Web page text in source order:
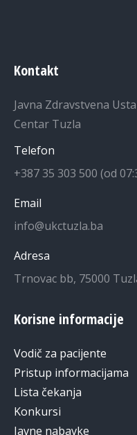
Kontakt
Javna Zdravstvena
Centar Tuzla
Telefon
+387 35 303 500 (od
Email
info@ukctuzla.ba
Adresa
Trnovac bb, 75000
Korisne informacije
Vodič za pacijente
Pristup informacijama
Lista čekanja
Konkursi
Javne nabavke